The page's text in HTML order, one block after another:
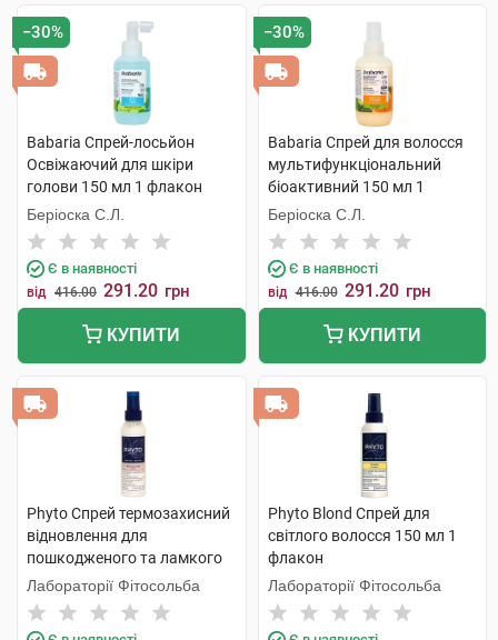
−30%
Babaria Спрей-лосьйон
Освіжаючий для шкіри
голови 150 мл 1 флакон
Беріоска С.Л.
Є в наявності
від 416.00 291.20 грн
КУПИТИ
−30%
Babaria Спрей для волосся
мультифункціональний
біоактивний 150 мл 1
флакон
Беріоска С.Л.
Є в наявності
від 416.00 291.20 грн
КУПИТИ
Phyto Спрей термозахисний
відновлення для
пошкодженого та ламкого
волосся 150 мл 1 флакон
Лабораторії Фітосольба
Phyto Blond Спрей для
світлого волосся 150 мл 1
флакон
Лабораторії Фітосольба